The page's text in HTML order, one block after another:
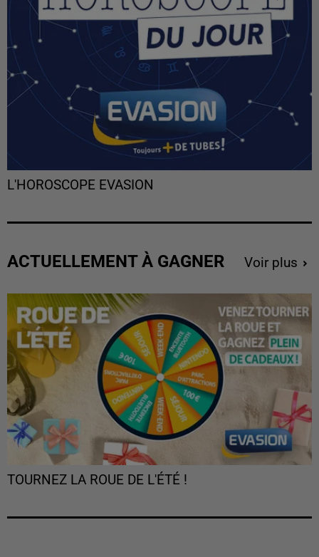
L'HOROSCOPE EVASION
ACTUELLEMENT À GAGNER Voir plus
TOURNEZ LA ROUE DE L'ÉTÉ !